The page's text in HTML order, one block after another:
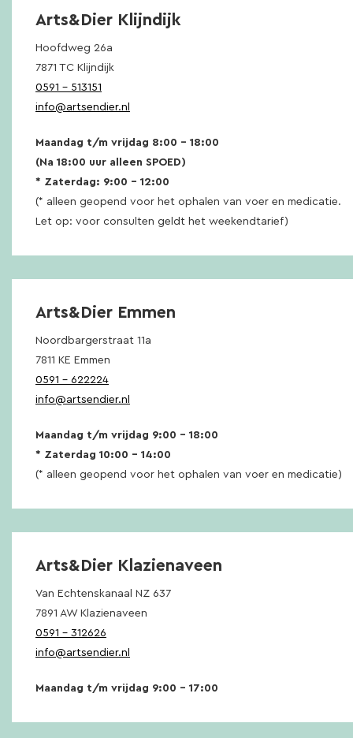
Arts&Dier Klijndijk
Hoofdweg 26a
7871 TC Klijndijk
0591 – 513151
info@artsendier.nl
Maandag t/m vrijdag 8:00 – 18:00
(Na 18:00 uur alleen SPOED)
* Zaterdag: 9:00 – 12:00
(* alleen geopend voor het ophalen van voer en medicatie.
Let op: voor consulten geldt het weekendtarief)
Arts&Dier Emmen
Noordbargerstraat 11a
7811 KE Emmen
0591 – 622224
info@artsendier.nl
Maandag t/m vrijdag 9:00 – 18:00
* Zaterdag 10:00 – 14:00
(* alleen geopend voor het ophalen van voer en medicatie)
Arts&Dier Klazienaveen
Van Echtenskanaal NZ 637
7891 AW Klazienaveen
0591 – 312626
info@artsendier.nl
Maandag t/m vrijdag 9:00 – 17:00